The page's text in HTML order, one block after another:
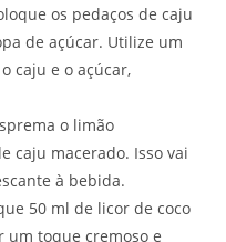
os pedaços de caju
de açúcar. Utilize um
caju e o açúcar,
o limão
caju macerado. Isso vai
à bebida.
50 ml de licor de coco
um toque cremoso e